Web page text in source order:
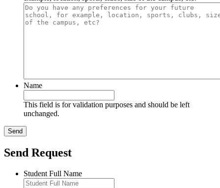
Name
This field is for validation purposes and should be left
unchanged.
Send Request
Student Full Name